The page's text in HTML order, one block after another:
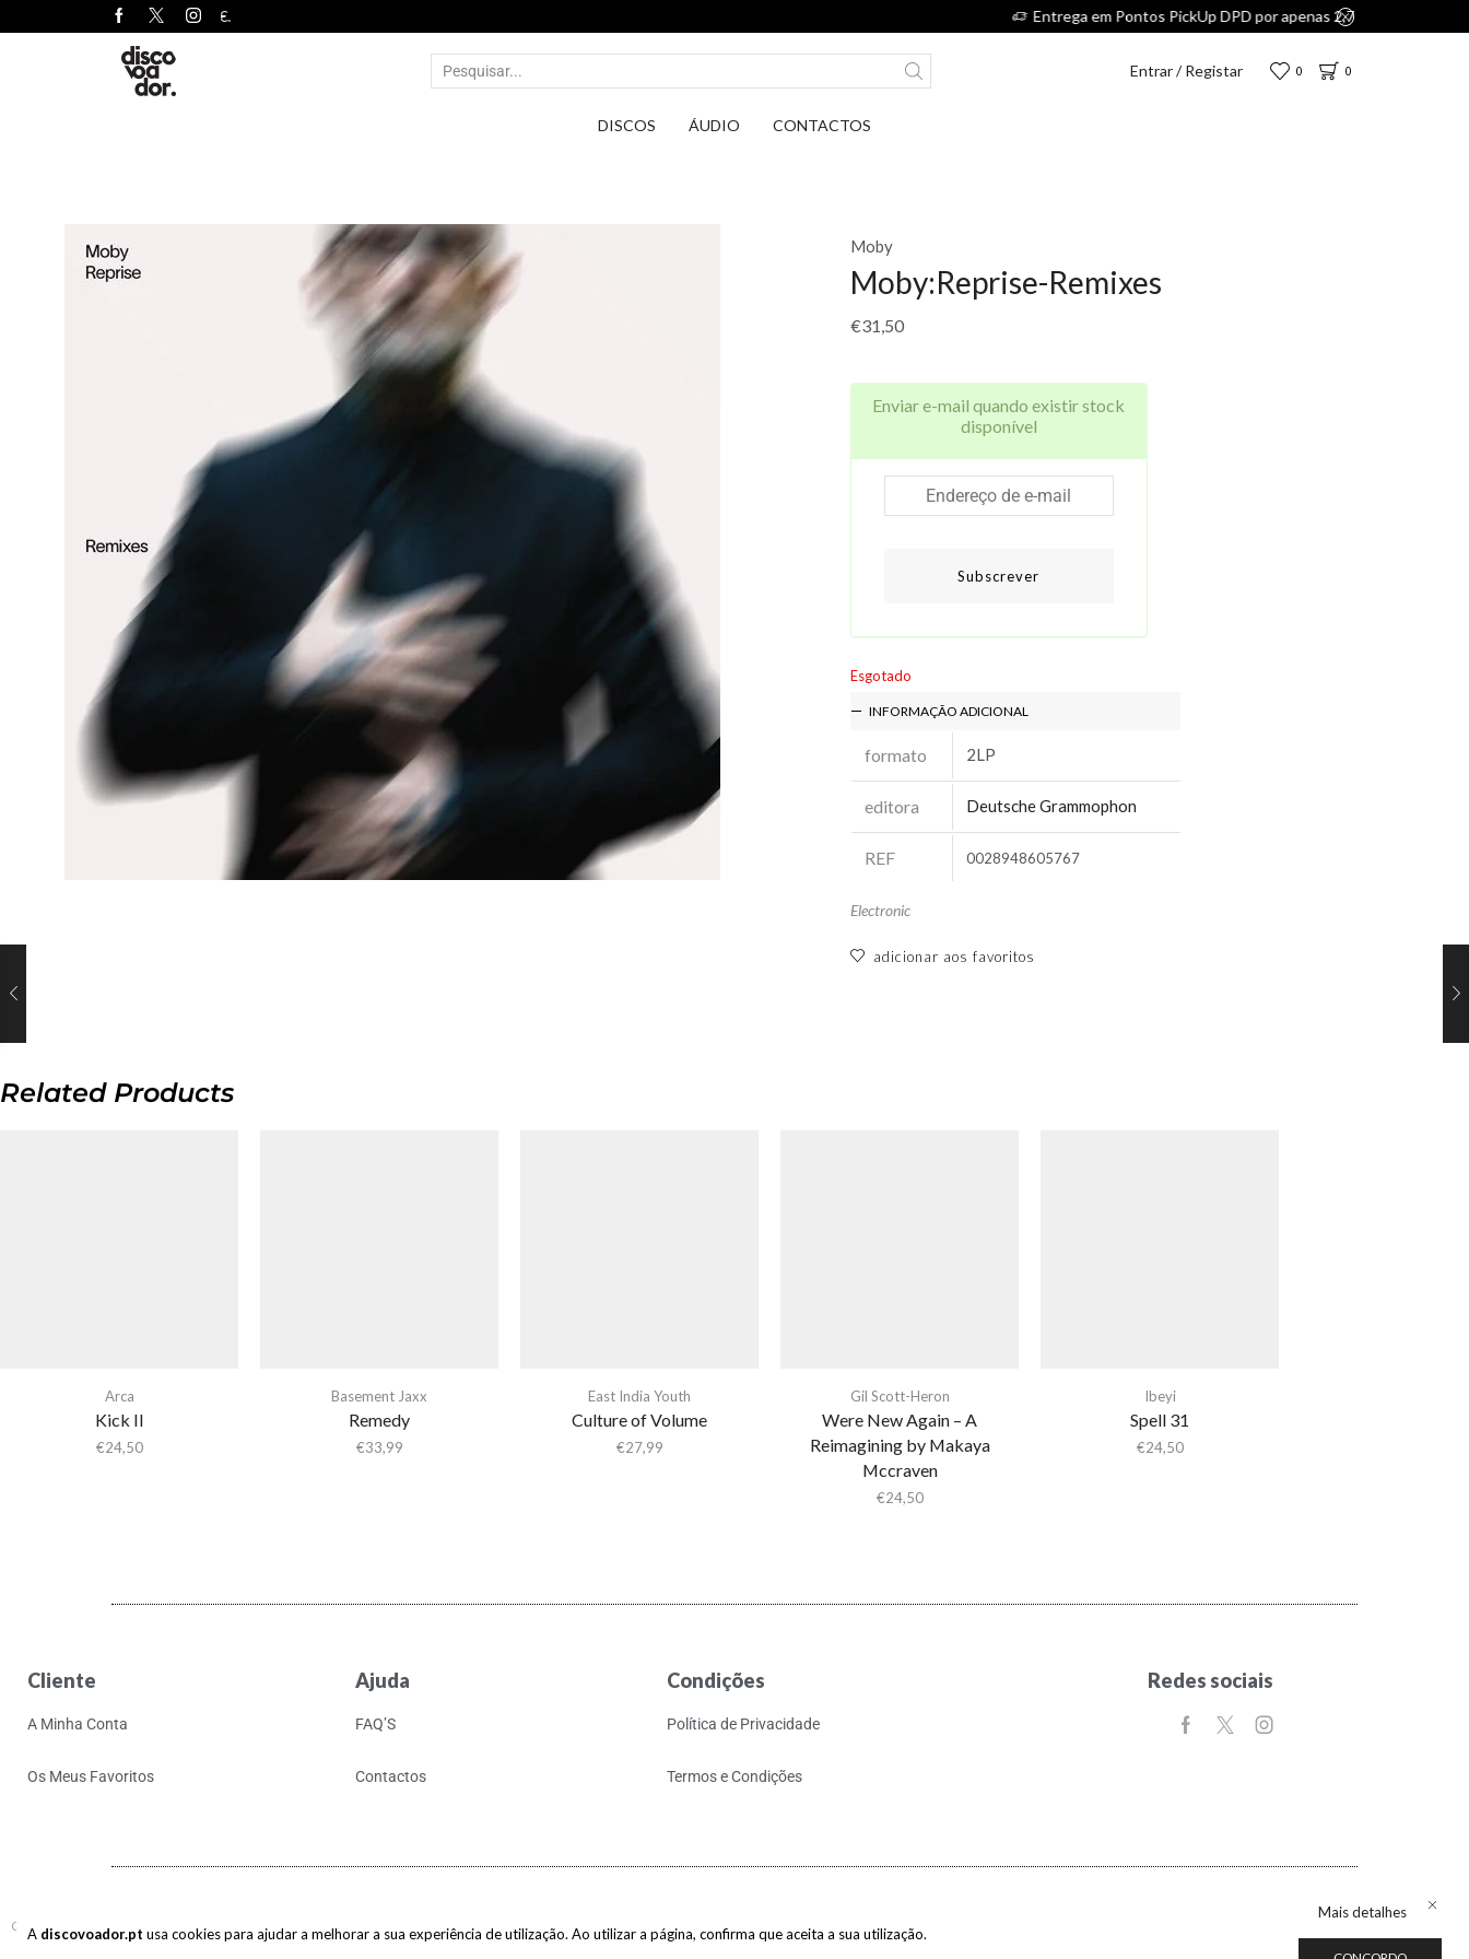
Entrar / Registar 0 0
DISCOS ÁUDIO CONTACTOS
Moby
Moby:Reprise-Remixes
€31,50
Enviar e-mail quando existir stock
disponível
Subscrever
Esgotado
INFORMAÇÃO ADICIONAL
formato 2LP
editora Deutsche Grammophon
REF 0028948605767
Electronic
adicionar aos favoritos
Related Products
Arca
Kick II
€24,50
Basement Jaxx
Remedy
€33,99
East India Youth
Culture of Volume
€27,99
Gil Scott-Heron
Were New Again – A
Reimagining by Makaya
Mccraven
€24,50
Ibeyi
Spell 31
€24,50
A discovoador.pt usa cookies para ajudar a melhorar a sua experiência de utilização. Ao utilizar a página, confirma que aceita a sua utilização.
Mais detalhes
Cliente
A Minha Conta
Os Meus Favoritos
Ajuda
FAQ’S
Contactos
Condições
Política de Privacidade
Termos e Condições
Redes sociais
Copyright © 2017-2026 discovoador. Todos os direitos reservados.